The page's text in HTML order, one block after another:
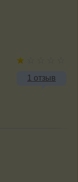
1 отзыв